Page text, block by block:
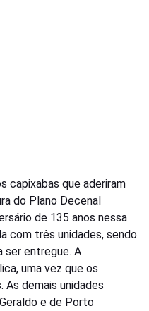
capixabas que aderiram
do Plano Decenal
de 135 anos nessa
com três unidades, sendo
ser entregue. A
uma vez que os
demais unidades
e de Porto